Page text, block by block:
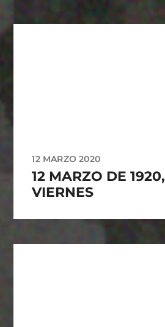
12 MARZO 2020
12 MARZO DE 1920,
VIERNES